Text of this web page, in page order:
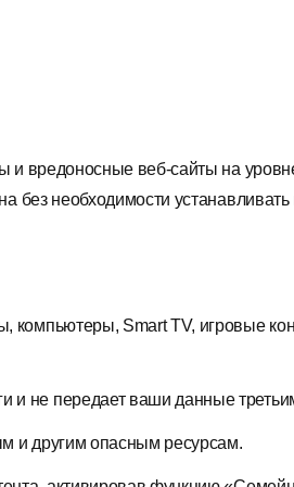
и вредоносные веб-сайты на
без необходимости
компьютеры, Smart TV, игровые
и не передает ваши данные
и другим опасным ресурсам.